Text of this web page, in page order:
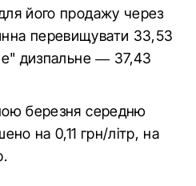
його продажу через
перевищувати 33,53
дизпальне — 37,43
березня середню
на 0,11 грн/літр, на